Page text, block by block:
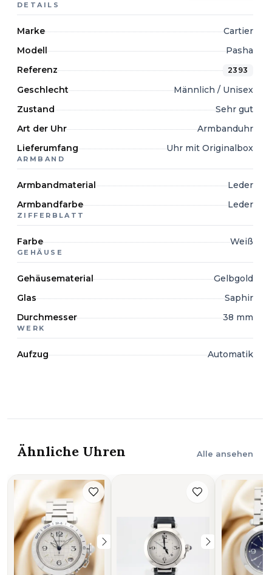
DETAILS
Marke
Cartier
Modell
Pasha
Referenz
2393
Geschlecht
Männlich / Unisex
Zustand
Sehr gut
Art der Uhr
Armbanduhr
Lieferumfang
Uhr mit Originalbox
ARMBAND
Armbandmaterial
Leder
Armbandfarbe
Leder
ZIFFERBLATT
Farbe Weiß
GEHÄUSE
Gehäusematerial
Gelbgold
Glas
Saphir
Durchmesser
38 mm
WERK
Aufzug Automatik
Ähnliche Uhren Alle ansehen